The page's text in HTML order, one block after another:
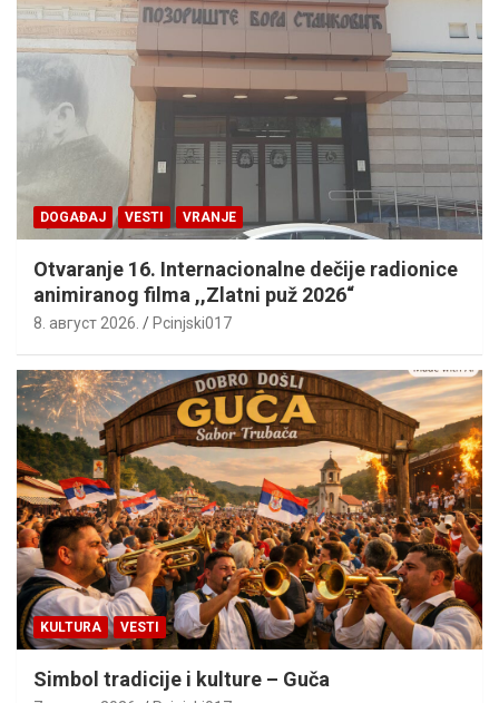
DOGAĐAJ VESTI VRANJE
Otvaranje 16. Internacionalne dečije radionice
animiranog filma ,,Zlatni puž 2026“
8. август 2026. Pcinjski017
KULTURA VESTI
Simbol tradicije i kulture – Guča